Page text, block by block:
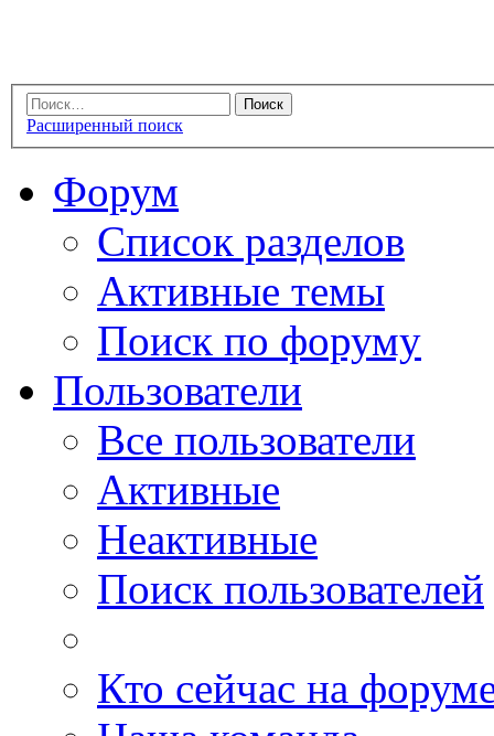
Расширенный поиск
Форум
Список разделов
Активные темы
Поиск по форуму
Пользователи
Все пользователи
Активные
Неактивные
Поиск пользователей
Кто сейчас на